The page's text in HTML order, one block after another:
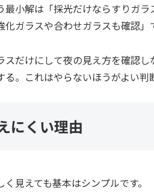
小解は「採光だけならすりガ
ガラスや合わせガラスも確認」
スだけにして夜の見え方を確認
。これはやらないほうがよい判
にくい理由
見えても基本はシンプルです。